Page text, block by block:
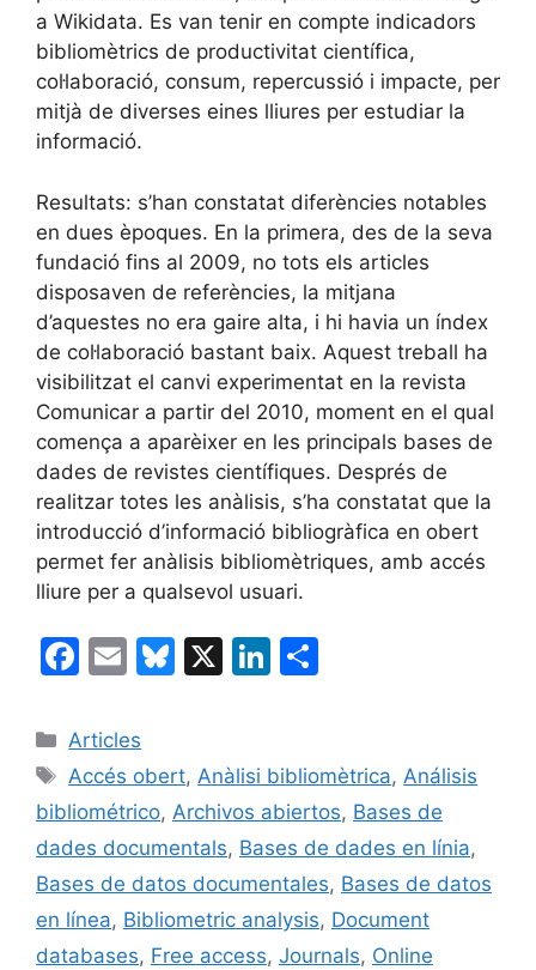
a Wikidata. Es van tenir en compte indicadors
bibliomètrics de productivitat científica,
col·laboració, consum, repercussió i impacte, per
mitjà de diverses eines lliures per estudiar la
informació.
Resultats: s’han constatat diferències notables
en dues èpoques. En la primera, des de la seva
fundació fins al 2009, no tots els articles
disposaven de referències, la mitjana
d’aquestes no era gaire alta, i hi havia un índex
de col·laboració bastant baix. Aquest treball ha
visibilitzat el canvi experimentat en la revista
Comunicar a partir del 2010, moment en el qual
comença a aparèixer en les principals bases de
dades de revistes científiques. Després de
realitzar totes les anàlisis, s’ha constatat que la
introducció d’informació bibliogràfica en obert
permet fer anàlisis bibliomètriques, amb accés
lliure per a qualsevol usuari.
F
c
e
b
o
o
k
E
ai
l
Bl
s
k
y
X
Li
e
dI
n
p
ar
te
ix
Categories
Articles
Etiquetes
Accés obert,Anàlisi bibliomètrica,Análisis
bibliométrico, Archivos abiertos, Bases de
dades documentals, Bases de dades en línia,
Bases de datos documentales, Bases de datos
en línea, Bibliometric analysis, Document
databases, Free access, Journals, Online